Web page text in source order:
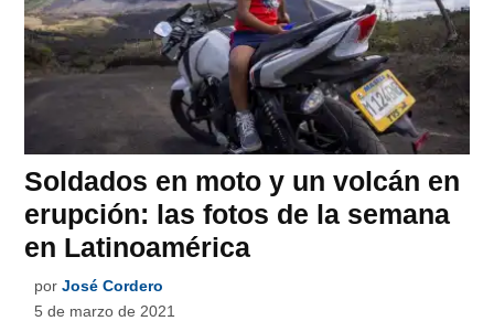
Soldados en moto y un volcán en
erupción: las fotos de la semana
en Latinoamérica
por José Cordero
5 de marzo de 2021